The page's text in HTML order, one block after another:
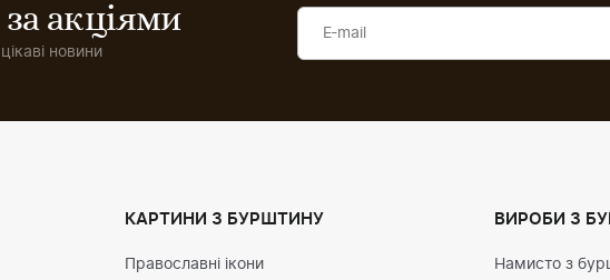
акціями
новини
КАРТИНИ З БУРШТИНУ
Православні ікони
ВИРОБИ З
Намисто з